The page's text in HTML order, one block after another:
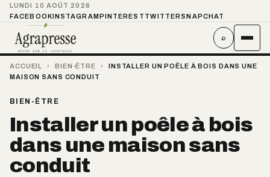
LUNDI 10 AOÛT 2026
FACEBOOKINSTAGRAMPINTEREST TWITTER SNAPCHAT
⌕
ACCUEIL › BIEN-ÊTRE ›
INSTALLER UN POÊLE À BOIS DANS UNE
MAISON SANS CONDUIT
BIEN-ÊTRE
Installer un poêle à bois
dans une maison sans
conduit